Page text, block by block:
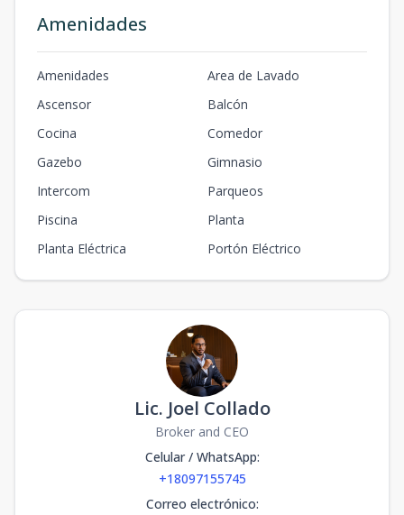
Amenidades
Amenidades
Area de Lavado
Ascensor
Balcón
Cocina
Comedor
Gazebo
Gimnasio
Intercom
Parqueos
Piscina
Planta
Planta Eléctrica
Portón Eléctrico
Lic. Joel Collado
Broker and CEO
Celular / WhatsApp:
+18097155745
Correo electrónico: